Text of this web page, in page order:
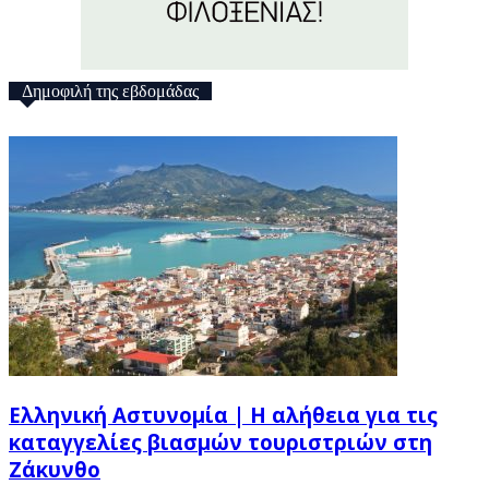
Δημοφιλή της εβδομάδας
Ελληνική Αστυνομία | Η αλήθεια για τις
καταγγελίες βιασμών τουριστριών στη
Ζάκυνθο